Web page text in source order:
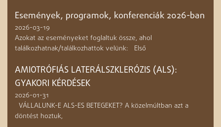
Események, programok, konferenciák 2026-ban
2026-03-19
Azokat az eseményeket foglaltuk össze, ahol
találkozhatnak/találkozhattok velünk: Első
AMIOTRÓFIÁS LATERÁLSZKLERÓZIS (ALS):
GYAKORI KÉRDÉSEK
2026-01-31
VÁLLALUNK-E ALS-ES BETEGEKET? A közelmúltban azt a
döntést hoztuk,